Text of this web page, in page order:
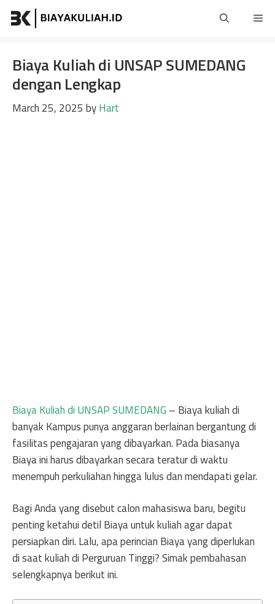
Skip
Biaya Kuliah di UNSAP SUMEDANG
dengan Lengkap
March 25, 2025 byHart
Biaya Kuliah di UNSAP SUMEDANG – Biaya kuliah di
banyak Kampus punya anggaran berlainan bergantung di
fasilitas pengajaran yang dibayarkan. Pada biasanya
Biaya ini harus dibayarkan secara teratur di waktu
menempuh perkuliahan hingga lulus dan mendapati gelar.
Bagi Anda yang disebut calon mahasiswa baru, begitu
penting ketahui detil Biaya untuk kuliah agar dapat
persiapkan diri. Lalu, apa perincian Biaya yang diperlukan
di saat kuliah di Perguruan Tinggi? Simak pembahasan
selengkapnya berikut ini.